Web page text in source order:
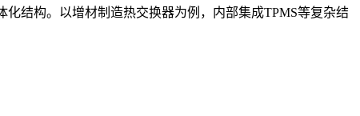
结构。以增材制造热交换器为例，内部集成TPMS等复杂结